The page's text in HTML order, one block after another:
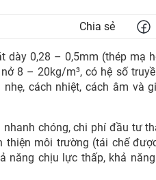
Chia sẻ
dày 0,28 – 0,5mm (thép mạ
8 – 20kg/m³, có hệ số
nhẹ, cách nhiệt, cách âm và
chóng, chi phí đầu tư
thiện môi trường (tái chế
năng chịu lực thấp, khả